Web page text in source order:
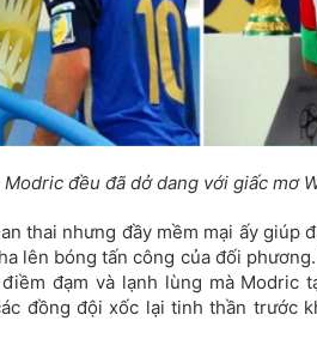
đều đã dở dang với giấc mơ
thai nhưng đầy mềm mại ấy giúp
lên bóng tấn công của đối
đạm và lạnh lùng mà Modric
đồng đội xốc lại tinh thần trước